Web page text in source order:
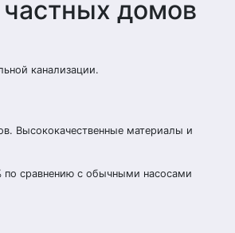
домов
канализации.
Высококачественные материалы и
сравнению с обычными насосами